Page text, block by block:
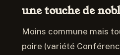
une touche de
Moins commune mais
poire (variété